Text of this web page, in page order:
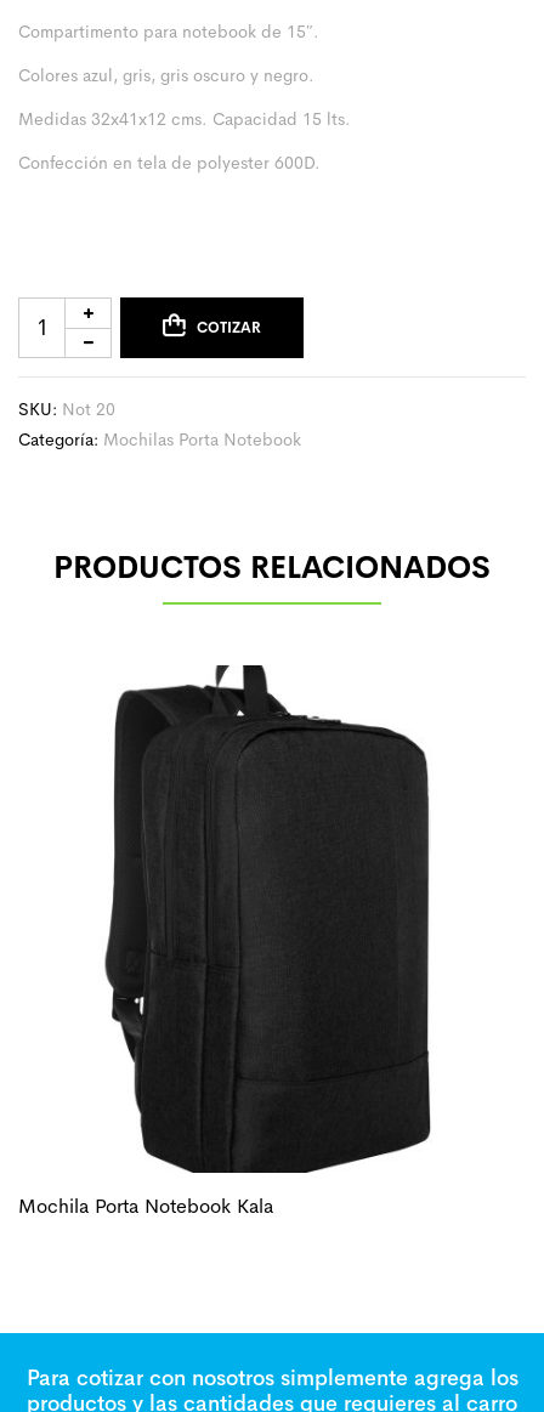
Compartimento para notebook de 15″.
Colores azul, gris, gris oscuro y negro.
Medidas 32x41x12 cms. Capacidad 15 lts.
Confección en tela de polyester 600D.
COTIZAR
SKU: Not 20
Categoría: Mochilas Porta Notebook
PRODUCTOS RELACIONADOS
Mochila Porta Notebook Kala
Para cotizar con nosotros simplemente agrega los
productos y las cantidades que requieres al carro